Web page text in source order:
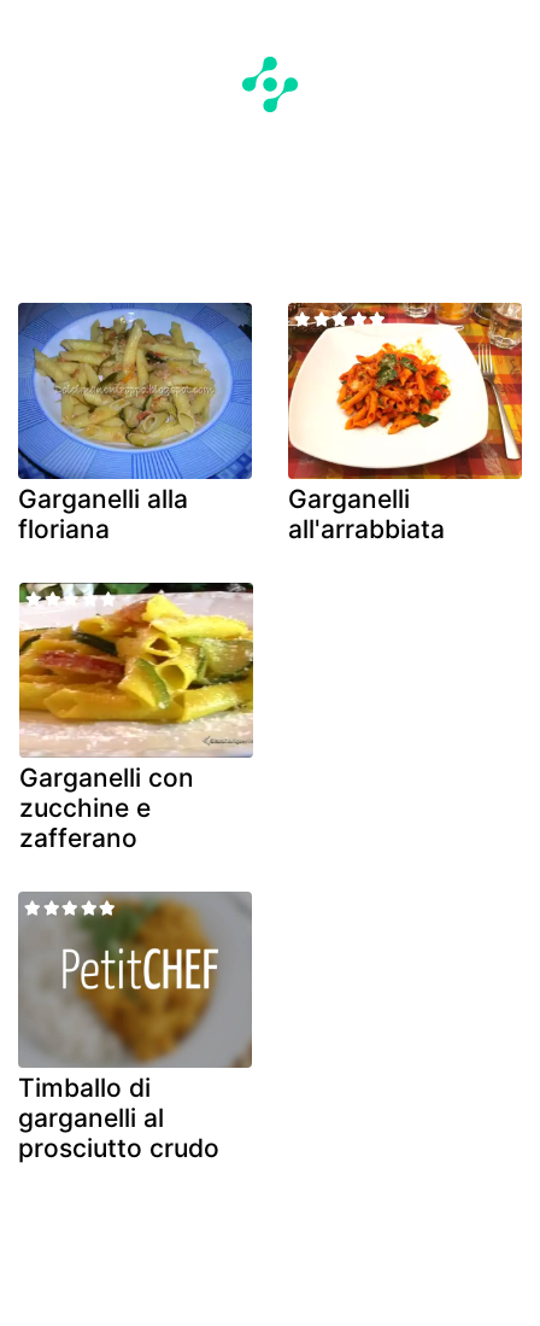
Garganelli alla
floriana
Garganelli
all'arrabbiata
Garganelli con
zucchine e
zafferano
Timballo di
garganelli al
prosciutto crudo